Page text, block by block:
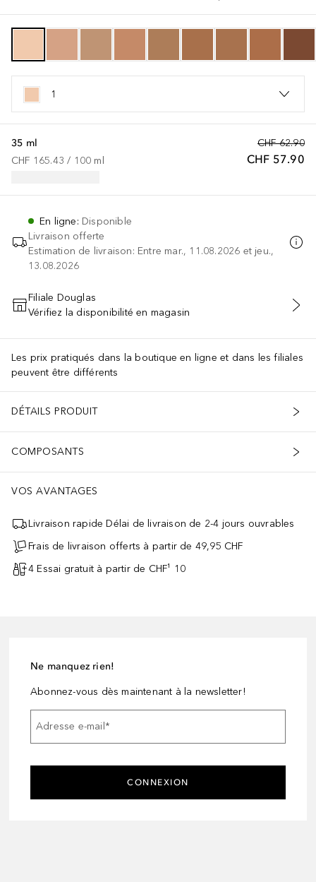
1
CHF 62.90
CHF 57.90
35 ml
CHF 165.43 / 100 ml
En ligne: Disponible
Livraison offerte
Estimation de livraison: Entre mar., 11.08.2026 et jeu.,
13.08.2026
AJOUTER AU PANIER
Filiale Douglas
Vérifiez la disponibilité en magasin
Les prix pratiqués dans la boutique en ligne et dans les filiales
peuvent être différents
DÉTAILS PRODUIT
COMPOSANTS
VOS AVANTAGES
Livraison rapide Délai de livraison de 2-4 jours ouvrables
Frais de livraison offerts à partir de 49,95 CHF
4 Essai gratuit à partir de CHF¹ 10
Ne manquez rien!
Abonnez-vous dès maintenant à la newsletter!
Adresse e-mail*
CONNEXION